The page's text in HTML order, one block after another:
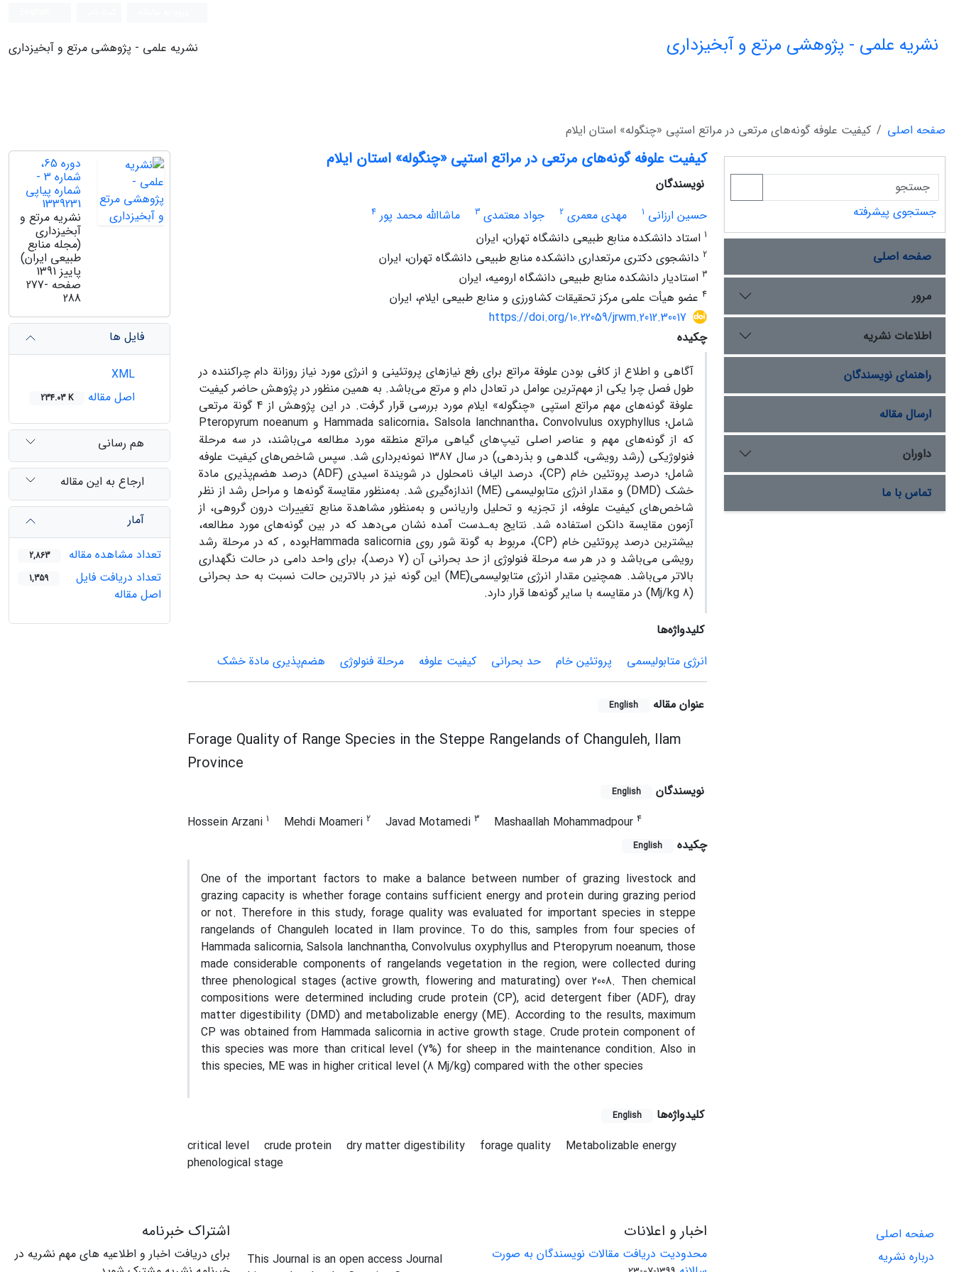
نشریه علمی - پژوهشی مرتع و آبخیزداری نشریه علمی - پژوهشی مرتع و آبخیزداری
صفحه اصلی کیفیت علوفه گونه‌های مرتعی در مراتع استپی «چنگوله» استان ایلام
کیفیت علوفه گونه‌های مرتعی در مراتع استپی «چنگوله» استان ایلام
نویسندگان
حسین ارزانی 1 مهدی معمری 2 جواد معتمدی 3 ﻣﺎﺷﺎاﷲ محمد پور 4
1 استاد دانشکده منابع طبیعی دانشگاه تهران، ایران
2 دانشجوی دکتری مرتعداری دانشکده منابع طبیعی دانشگاه تهران، ایران
3 استادیار دانشکده منابع طبیعی دانشگاه ارومیه، ایران
4 عضو هیأت علمی مرکز تحقیقات کشاورزی و منابع طبیعی ایلام، ایران
https://doi.org/10.22059/jrwm.2012.30017
چکیده
آگاهی و اطلاع از کافی بودن علوفة مراتع برای رفع نیازهای پروتئینی و انرژی مورد نیاز روزانة دام چراکننده در
طول فصل چرا یکی از مهم‌ترین عوامل در تعادل دام و مرتع می‌باشد. به همین منظور در پژوهش حاضر کیفیت
علوفة گونه‌های مهم مراتع استپی «چنگوله» ایلام مورد بررسی قرار گرفت. در این پژوهش از 4 گونة مرتعی
شامل؛ Hammada salicornia، Salsola lanchnantha، Convolvulus oxyphyllus و Pteropyrum noeanum
که از گونه‌های مهم و عناصر اصلی تیپ‌های گیاهی مراتع منطقه مورد مطالعه می‌باشند، در سه مرحلة
فنولوژیکی (رشد رویشی، گلدهی و بذردهی) در سال 1387 نمونه‌برداری شد. سپس شاخص‌های کیفیت علوفه
شامل؛ درصد پروتئین خام (CP)، درصد الیاف نامحلول در شویندة اسیدی (ADF) درصد هضم‌پذیری مادة
خشک (DMD) و مقدار انرژی متابولیسمی (ME) اندازه‌گیری شد. به‌منظور مقایسة گونه‌ها و مراحل رشد از نظر
شاخص‌های کیفیت علوفه، از تجزیه و تحلیل واریانس و به‌منظور مشاهدة منابع تغییرات درون گروهی، از
آزمون مقایسة دانکن استفاده شد. نتایج به‌ـدست آمده نشان می‌دهد که در بین گونه‌های مورد مطالعه،
بیشترین درصد پروتئین خام (CP)، مربوط به گونة شور روی Hammada salicorniaبوده‏ ‏‏, که در مرحلة رشد
رویشی می‌باشد و در هر سه مرحلة فنولوژی از حد بحرانی آن (7 درصد)، برای واحد دامی در حالت نگهداری
بالاتر می‌باشد. همچنین مقدار انرژی متابولیسمی(ME) این گونه نیز در بالا‌ترین حالت نسبت به حد بحرانی
(Mj/kg 8) در مقایسه با سایر گونه‌ها قرار دارد.
کلیدواژه‌ها
انرژی متابولیسمی
پروتئین خام حد بحرانی کیفیت علوفه مرحلة فنولوژی هضم‌پذیری مادة خشک
عنوان مقاله English
Forage Quality of Range Species in the Steppe Rangelands of Changuleh, Ilam
Province
نویسندگان English
Hossein Arzani 1 Mehdi Moameri 2 Javad Motamedi 3 Mashaallah Mohammadpour 4
چکیده English
One of the important factors to make a balance between number of grazing livestock and
grazing capacity is whether forage contains sufficient energy and protein during grazing period
or not. Therefore in this study, forage quality was evaluated for important species in steppe
rangelands of Changuleh located in Ilam province. To do this, samples from four species of
Hammada salicornia, Salsola lanchnantha, Convolvulus oxyphyllus and Pteropyrum noeanum, those
made considerable components of rangelands vegetation in the region, were collected during
three phenological stages (active growth, flowering and maturating) over 2008. Then chemical
compositions were determined including crude protein (CP), acid detergent fiber (ADF), dray
matter digestibility (DMD) and metabolizable energy (ME). According to the results, maximum
CP was obtained from Hammada salicornia in active growth stage. Crude protein component of
this species was more than critical level (7%) for sheep in the maintenance condition. Also in
this species, ME was in higher critical level (8 Mj/kg) compared with the other species
کلیدواژه‌ها English
critical level crude protein dry matter digestibility forage quality
Metabolizable energy
phenological stage
دوره 65،
شماره 3 -
شماره پیاپی
1339231
نشریه مرتع و
آبخیزداری
(مجله منابع
طبیعی ایران)
پاییز 1391
صفحه 277-
288
فایل ها
اصل مقاله
234.03 K
هم رسانی
ارجاع به این مقاله
آمار
تعداد مشاهده مقاله
2,863
تعداد دریافت فایل
اصل مقاله
1,359
جستجوی پیشرفته
صفحه اصلی
مرور
اطلاعات نشریه
راهنمای نویسندگان
ارسال مقاله
داوران
تماس با ما
صفحه اصلی
درباره نشریه
اخبار و اعلانات
محدودیت دریافت مقالات نویسندگان به صورت
This Journal is an open access Journal
اشتراک خبرنامه
برای دریافت اخبار و اطلاعیه های مهم نشریه در